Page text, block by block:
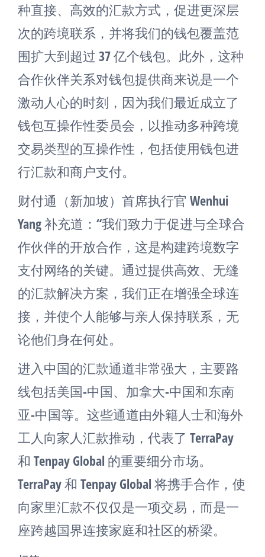
种直接、高效的汇款方式，促进更深层
次的跨境联系，并将我们的钱包覆盖范
围扩大到超过 37 亿个钱包。此外，这种
合作伙伴关系对钱包提供商来说是一个
激动人心的时刻，因为我们最近成立了
钱包互操作性委员会，以推动多种跨境
交易类型的互操作性，包括使用钱包进
行汇款和商户支付。
财付通（新加坡）首席执行官 Wenhui
Yang 补充道：“我们致力于促进与全球合
作伙伴的开放合作，这是构建跨境数字
支付网络的关键。通过提供高效、无缝
的汇款解决方案，我们正在增强全球连
接，并使个人能够与亲人保持联系，无
论他们身在何处。
进入中国的汇款通道非常强大，主要路
线包括美国-中国、加拿大-中国和东南
亚-中国等。这些通道由外籍人士和海外
工人向家人汇款推动，代表了 TerraPay
和 Tenpay Global 的重要细分市场。
TerraPay 和 Tenpay Global 将携手合作，使
向家里汇款不仅仅是一项交易，而是一
座跨越国界连接家庭和社区的桥梁。